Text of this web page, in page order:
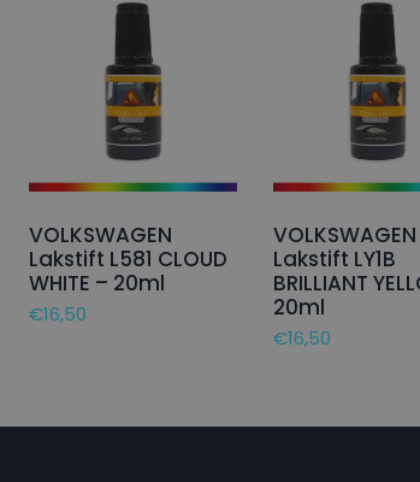
VOLKSWAGEN
Lakstift L581 CLOUD
WHITE – 20ml
€16,50
VOLKSWAGEN
Lakstift LY1B
BRILLIANT
20ml
€16,50